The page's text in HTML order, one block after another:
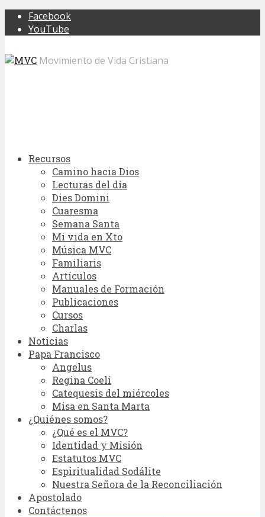
Facebook
YouTube
Movimiento de Vida Cristiana
Recursos
Camino hacia Dios
Lecturas del día
Dies Domini
Cuaresma
Semana Santa
Mi vida en Xto
Música MVC
Familiaris
Artículos
Manuales de Formación
Publicaciones
Cursos
Charlas
Noticias
Papa Francisco
Angelus
Regina Coeli
Catequesis del miércoles
Misa en Santa Marta
¿Quiénes somos?
¿Qué es el MVC?
Identidad y Misión
Estatutos MVC
Espiritualidad Sodálite
Nuestra Señora de la Reconciliación
Apostolado
Contáctenos